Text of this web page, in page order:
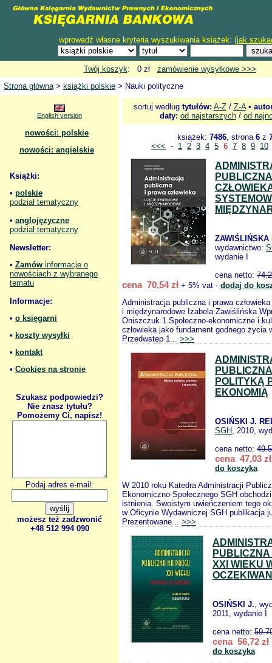
wprowadź własne kryteria wyszukiwania książek: (jak
Twój koszyk: 0 zł zamówienie wysyłkowe >>>
Strona główna> książki polskie > Nauki polityczne
English version
nowości: polskie
nowości: angielskie
Książki:
• polskie
podział tematyczny
• anglojęzyczne
podział tematyczny
Newsletter:
• Zamów informacje o
nowościach z wybranego
tematu
Informacje:
• o księgarni
• koszty wysyłki
• kontakt
• Cookies na stronie
Szukasz podpowiedzi?
Nie znasz tytułu?
Pomożemy Ci, napisz!
Podaj adres e-mail:
możesz też zadzwonić
+48 512 994 090
sortuj według tytułów: A-Z/ Z-A•
daty: od najstarszych/ od
książek: 7486, strona 6 z
<<< - 1 2 3 4 5 6 7 8 9 10
ZAWIŚLIŃSKA
wydawnictwo:
wydanie I
cena netto:
cena 70,54 zł + 5% vat - dodaj do
Administracja publiczna i prawa
i międzynarodowe Izabela Zawiślińska
Oniszczuk 1.Społeczno-ekonomiczne i
człowieka jako fundament godnego życia
Przedwstęp 1... >>>
POLITYKĄ
EKONOMIĄ
OSIŃSKI J.
SGH, 2010,
cena netto:
cena 47,03 zł
do koszyka
W 2010 roku Katedra Administracji
Ekonomiczno-Społecznego SGH
istnienia. Swoistym uwieńczeniem tego
w Oficynie Wydawniczej SGH publikacja
Prezentowane... >>>
XXI WIEKU
OSIŃSKI J.,
2011, wydanie I
cena netto:
cena 56,72 zł
do koszyka